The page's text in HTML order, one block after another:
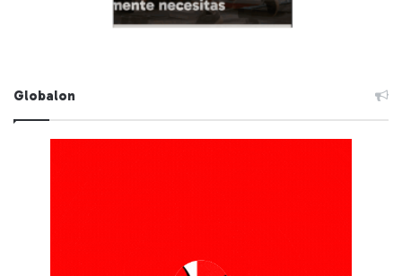
Globalon